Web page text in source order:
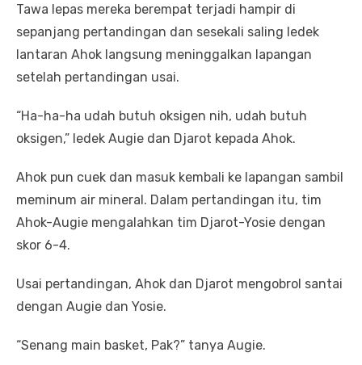
Tawa lepas mereka berempat terjadi hampir di
sepanjang pertandingan dan sesekali saling ledek
lantaran Ahok langsung meninggalkan lapangan
setelah pertandingan usai.
“Ha-ha-ha udah butuh oksigen nih, udah butuh
oksigen,” ledek Augie dan Djarot kepada Ahok.
Ahok pun cuek dan masuk kembali ke lapangan sambil
meminum air mineral. Dalam pertandingan itu, tim
Ahok-Augie mengalahkan tim Djarot-Yosie dengan
skor 6-4.
Usai pertandingan, Ahok dan Djarot mengobrol santai
dengan Augie dan Yosie.
“Senang main basket, Pak?” tanya Augie.